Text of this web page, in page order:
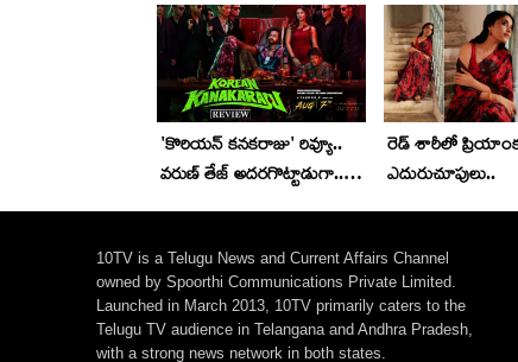
'కొరియన్ కనకరాజు' రివ్యూ..
వరుణ్ తేజ్ అదరగొట్టాడుగా..
రెడ్ శారీలో
ఎదురుచూపులు..
10TV is a Telugu News and Current Affairs Channel
owned by Spoorthi Communications Private Limited.
Launched in March 2013, 10TV primarily caters to the
Telugu TV audience in Telangana and Andhra Pradesh,
with a strong news network in both states.